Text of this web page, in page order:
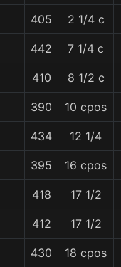
405 2 1/4 c
442 7 1/4 c
410 8 1/2 c
390 10 cpos
434 12 1/4
395 16 cpos
418 17 1/2
412 17 1/2
430 18 cpos